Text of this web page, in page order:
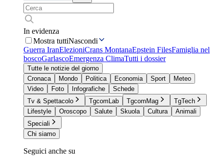
In evidenza
Mostra tuttiNascondi
Guerra IranElezioniCrans MontanaEpstein FilesFamiglia nel
boscoGarlascoEmergenza ClimaTutti i dossier
Tutte le notizie del giorno
Cronaca
Mondo Politica Economia Sport
Meteo
Video
Foto Infografiche
Schede
Tv & Spettacolo
TgcomLab TgcomMag
TgTech
Lifestyle
Oroscopo Salute Skuola Cultura
Animali
Speciali
Chi siamo
Seguici anche su